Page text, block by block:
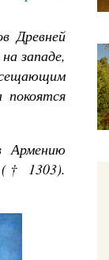
Древней
западе,
Армению
(† 1303).